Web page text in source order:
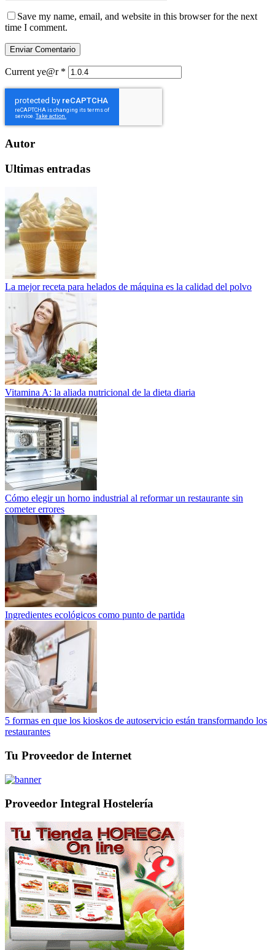
Save my name, email, and website in this browser for the next
time I comment.
Current ye@r *
Autor
Ultimas entradas
La mejor receta para helados de máquina es la calidad del polvo
Vitamina A: la aliada nutricional de la dieta diaria
Cómo elegir un horno industrial al reformar un restaurante sin
cometer errores
Ingredientes ecológicos como punto de partida
5 formas en que los kioskos de autoservicio están transformando los
restaurantes
Tu Proveedor de Internet
Proveedor Integral Hostelería